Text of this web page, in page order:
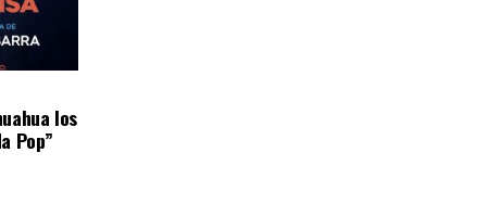
los
Pop”